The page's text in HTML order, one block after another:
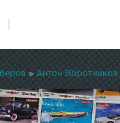
» Антон Воротников